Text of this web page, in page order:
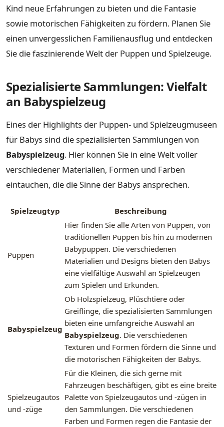
Kind neue Erfahrungen zu bieten und die Fantasie
sowie motorischen Fähigkeiten zu fördern. Planen Sie
einen unvergesslichen Familienausflug und entdecken
Sie die faszinierende Welt der Puppen und Spielzeuge.
Spezialisierte Sammlungen: Vielfalt
an Babyspielzeug
Eines der Highlights der Puppen- und Spielzeugmuseen
für Babys sind die spezialisierten Sammlungen von
Babyspielzeug. Hier können Sie in eine Welt voller
verschiedener Materialien, Formen und Farben
eintauchen, die die Sinne der Babys ansprechen.
Spielzeugtyp Beschreibung
Puppen
Hier finden Sie alle Arten von Puppen, von
traditionellen Puppen bis hin zu modernen
Babypuppen. Die verschiedenen
Materialien und Designs bieten den Babys
eine vielfältige Auswahl an Spielzeugen
zum Spielen und Erkunden.
Babyspielzeug
Ob Holzspielzeug, Plüschtiere oder
Greiflinge, die spezialisierten Sammlungen
bieten eine umfangreiche Auswahl an
Babyspielzeug. Die verschiedenen
Texturen und Formen fördern die Sinne und
die motorischen Fähigkeiten der Babys.
Spielzeugautos
und -züge
Für die Kleinen, die sich gerne mit
Fahrzeugen beschäftigen, gibt es eine breite
Palette von Spielzeugautos und -zügen in
den Sammlungen. Die verschiedenen
Farben und Formen regen die Fantasie der